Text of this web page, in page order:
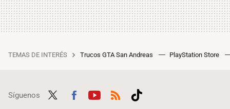
TEMAS DE INTERÉS Trucos GTA San Andreas PlayStation Store
Síguenos